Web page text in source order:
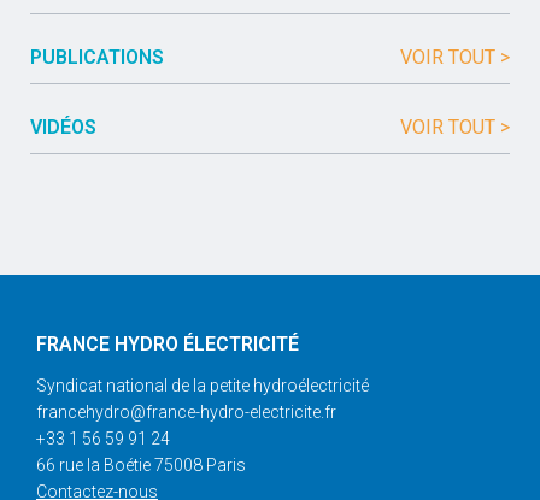
PUBLICATIONS VOIR TOUT >
VIDÉOS VOIR TOUT >
FRANCE HYDRO ÉLECTRICITÉ
Syndicat national de la petite hydroélectricité
francehydro@france-hydro-electricite.fr
+33 1 56 59 91 24
66 rue la Boétie 75008 Paris
Contactez-nous